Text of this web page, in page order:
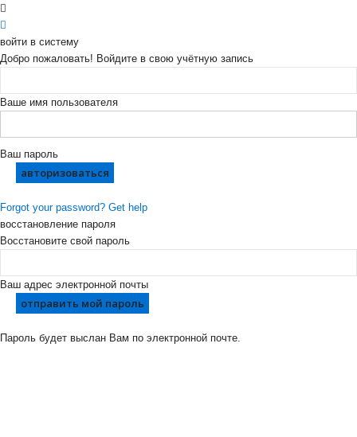
войти в систему
Добро пожаловать! Войдите в свою учётную запись
Ваше имя пользователя
Ваш пароль
Forgot your password? Get help
восстановление пароля
Восстановите свой пароль
Ваш адрес электронной почты
Пароль будет выслан Вам по электронной почте.